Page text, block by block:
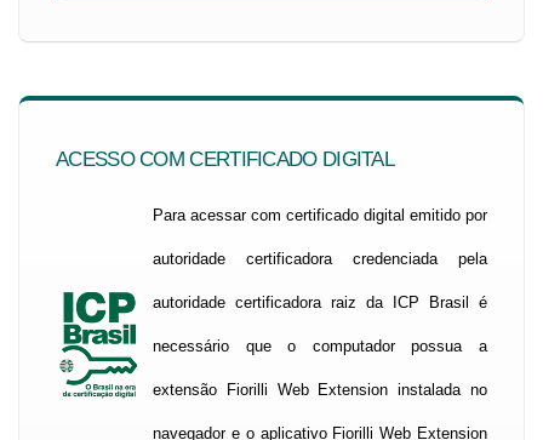
ACESSO COM CERTIFICADO DIGITAL
Para acessar com certificado digital emitido por
autoridade certificadora credenciada pela
autoridade certificadora raiz da ICP Brasil é
necessário que o computador possua a
extensão Fiorilli Web Extension instalada no
navegador e o aplicativo Fiorilli Web Extension